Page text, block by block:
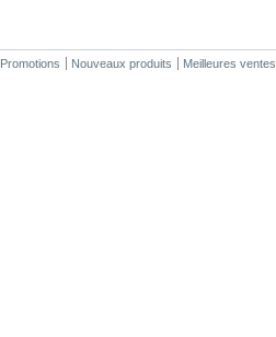
Promotions Nouveaux produits Meilleures ventes